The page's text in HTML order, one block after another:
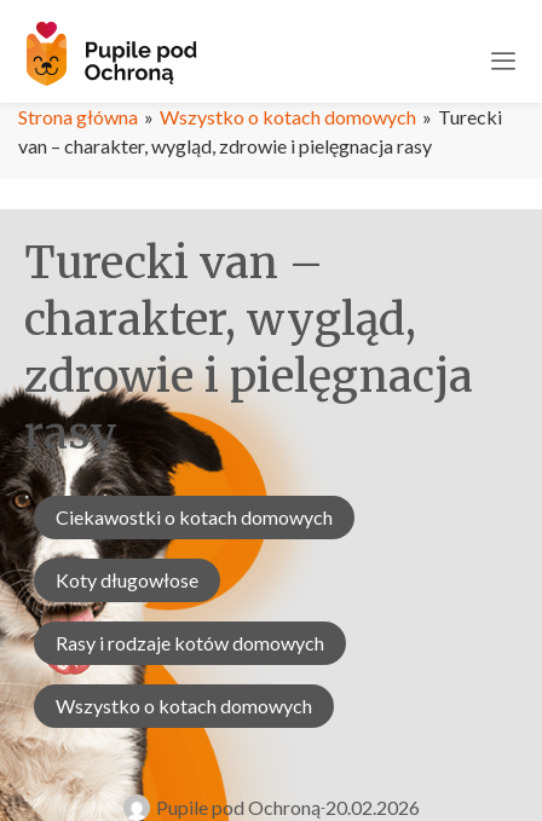
Strona główna » Wszystko o kotach domowych » Turecki
van – charakter, wygląd, zdrowie i pielęgnacja rasy
Turecki van –
charakter, wygląd,
zdrowie i pielęgnacja
rasy
Ciekawostki o kotach domowych
Koty długowłose
Rasy i rodzaje kotów domowych
Wszystko o kotach domowych
Pupile pod Ochroną 20.02.2026